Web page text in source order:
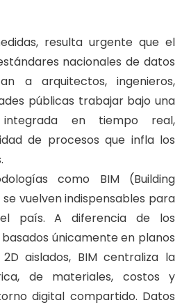
resulta urgente que el
nacionales de datos
a arquitectos, ingenieros,
públicas trabajar bajo una
en tiempo real,
de procesos que infla los
como BIM (Building
vuelven indispensables para
país. A diferencia de los
únicamente en planos
aislados, BIM centraliza la
de materiales, costos y
digital compartido. Datos